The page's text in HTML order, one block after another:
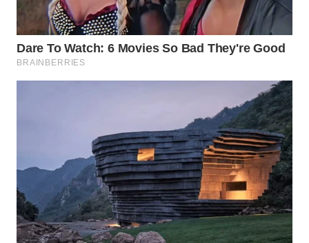
WN
LABUHANBATU
TEBING
TINGGI